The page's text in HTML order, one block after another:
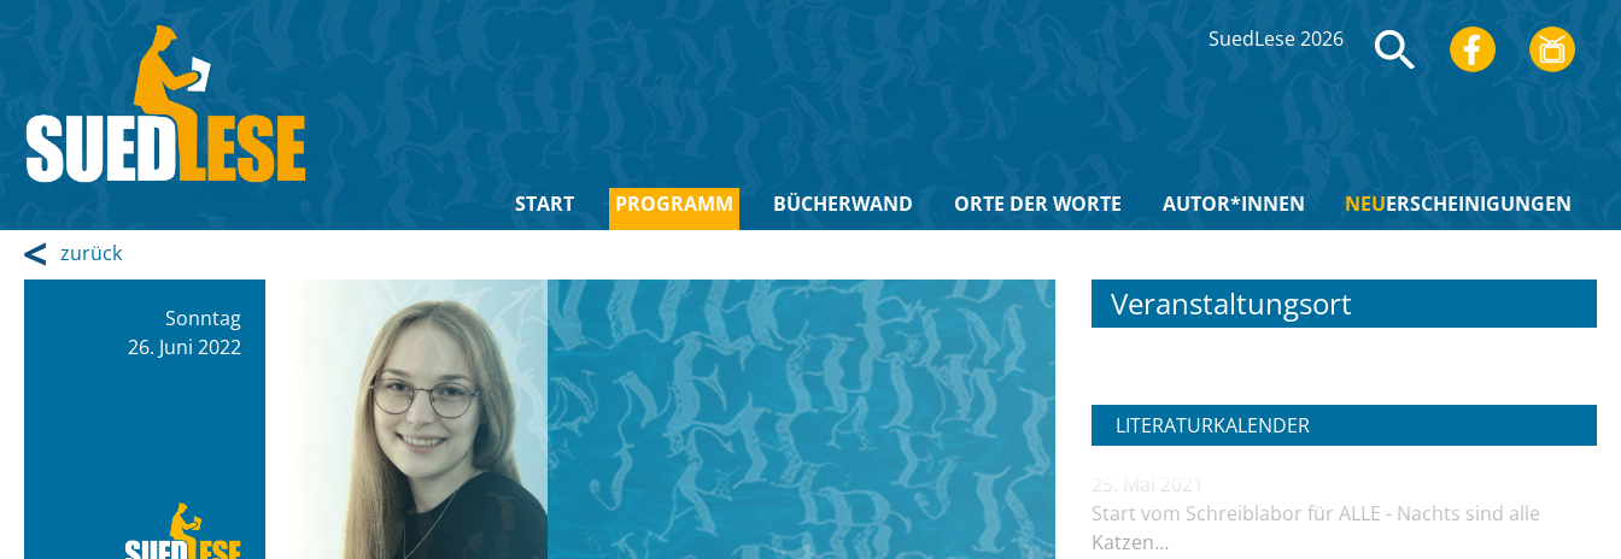
START PROGRAMM BÜCHERWAND ORTE DER WORTE AUTOR*INNEN NEUERSCHEINIGUNGEN
SuedLese 2026
zurück
Sonntag
26. Juni 2022
Veranstaltungsort
LITERATURKALENDER
25. Mai 2021
Start vom Schreiblabor für ALLE - Nachts sind alle
Katzen…